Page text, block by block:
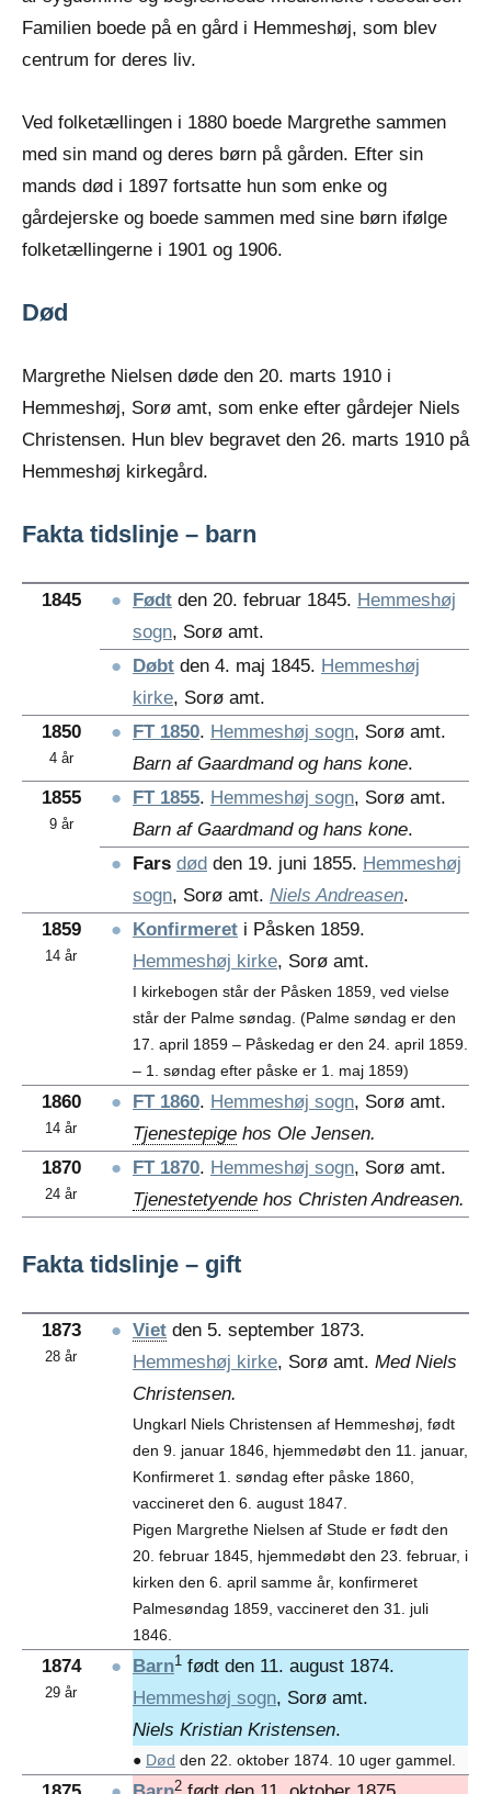
Familien boede på en gård i Hemmeshøj, som blev
centrum for deres liv.
Ved folketællingen i 1880 boede Margrethe sammen
med sin mand og deres børn på gården. Efter sin
mands død i 1897 fortsatte hun som enke og
gårdejerske og boede sammen med sine børn ifølge
folketællingerne i 1901 og 1906.
Død
Margrethe Nielsen døde den 20. marts 1910 i
Hemmeshøj, Sorø amt, som enke efter gårdejer Niels
Christensen. Hun blev begravet den 26. marts 1910 på
Hemmeshøj kirkegård.
Fakta tidslinje – barn
1845 ● Født den 20. februar 1845. Hemmeshøj
sogn, Sorø amt.
●
Døbt den 4. maj 1845. Hemmeshøj
kirke, Sorø amt.
1850
4 år
● FT 1850. Hemmeshøj sogn, Sorø amt.
Barn af Gaardmand og hans kone.
1855
9 år
● FT 1855. Hemmeshøj sogn, Sorø amt.
Barn af Gaardmand og hans kone.
●
Fars død den 19. juni 1855. Hemmeshøj
sogn, Sorø amt. Niels Andreasen.
1859
14 år
● Konfirmeret i Påsken 1859.
Hemmeshøj kirke, Sorø amt.
I kirkebogen står der Påsken 1859, ved vielse
står der Palme søndag. (Palme søndag er den
17. april 1859 – Påskedag er den 24. april 1859.
– 1. søndag efter påske er 1. maj 1859)
1860
14 år
● FT 1860. Hemmeshøj sogn, Sorø amt.
Tjenestepige hos Ole Jensen.
1870
24 år
● FT 1870. Hemmeshøj sogn, Sorø amt.
Tjenestetyende hos Christen Andreasen.
Fakta tidslinje – gift
1873
28 år
● Viet den 5. september 1873.
Hemmeshøj kirke, Sorø amt. Med Niels
Christensen.
Ungkarl Niels Christensen af Hemmeshøj, født
den 9. januar 1846, hjemmedøbt den 11. januar,
Konfirmeret 1. søndag efter påske 1860,
vaccineret den 6. august 1847.
Pigen Margrethe Nielsen af Stude er født den
20. februar 1845, hjemmedøbt den 23. februar, i
kirken den 6. april samme år, konfirmeret
Palmesøndag 1859, vaccineret den 31. juli
1846.
1874
29 år
● Barn1 født den 11. august 1874.
Hemmeshøj sogn, Sorø amt.
Niels Kristian Kristensen.
● Død den 22. oktober 1874. 10 uger gammel.
2